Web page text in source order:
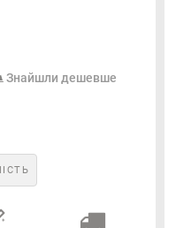
Знайшли дешевше